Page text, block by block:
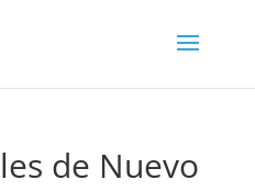
de Nuevo